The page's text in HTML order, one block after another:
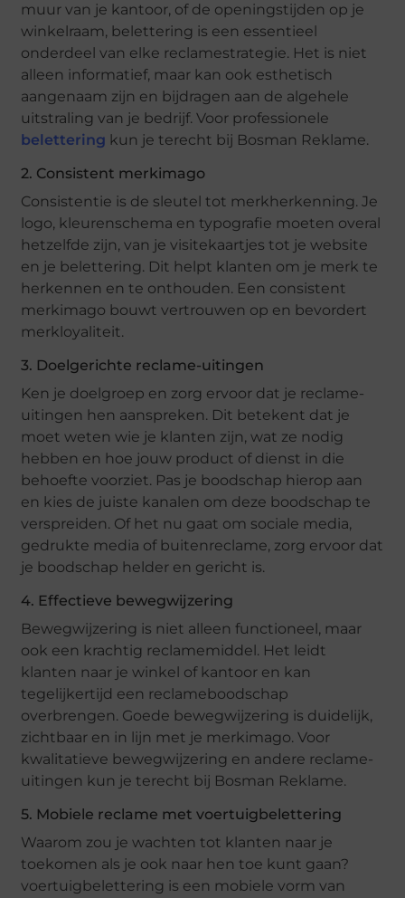
muur van je kantoor, of de openingstijden op je
winkelraam, belettering is een essentieel
onderdeel van elke reclamestrategie. Het is niet
alleen informatief, maar kan ook esthetisch
aangenaam zijn en bijdragen aan de algehele
uitstraling van je bedrijf. Voor professionele
belettering kun je terecht bij Bosman Reklame.
2. Consistent merkimago
Consistentie is de sleutel tot merkherkenning. Je
logo, kleurenschema en typografie moeten overal
hetzelfde zijn, van je visitekaartjes tot je website
en je belettering. Dit helpt klanten om je merk te
herkennen en te onthouden. Een consistent
merkimago bouwt vertrouwen op en bevordert
merkloyaliteit.
3. Doelgerichte reclame-uitingen
Ken je doelgroep en zorg ervoor dat je reclame-
uitingen hen aanspreken. Dit betekent dat je
moet weten wie je klanten zijn, wat ze nodig
hebben en hoe jouw product of dienst in die
behoefte voorziet. Pas je boodschap hierop aan
en kies de juiste kanalen om deze boodschap te
verspreiden. Of het nu gaat om sociale media,
gedrukte media of buitenreclame, zorg ervoor dat
je boodschap helder en gericht is.
4. Effectieve bewegwijzering
Bewegwijzering is niet alleen functioneel, maar
ook een krachtig reclamemiddel. Het leidt
klanten naar je winkel of kantoor en kan
tegelijkertijd een reclameboodschap
overbrengen. Goede bewegwijzering is duidelijk,
zichtbaar en in lijn met je merkimago. Voor
kwalitatieve bewegwijzering en andere reclame-
uitingen kun je terecht bij Bosman Reklame.
5. Mobiele reclame met voertuigbelettering
Waarom zou je wachten tot klanten naar je
toekomen als je ook naar hen toe kunt gaan?
voertuigbelettering is een mobiele vorm van